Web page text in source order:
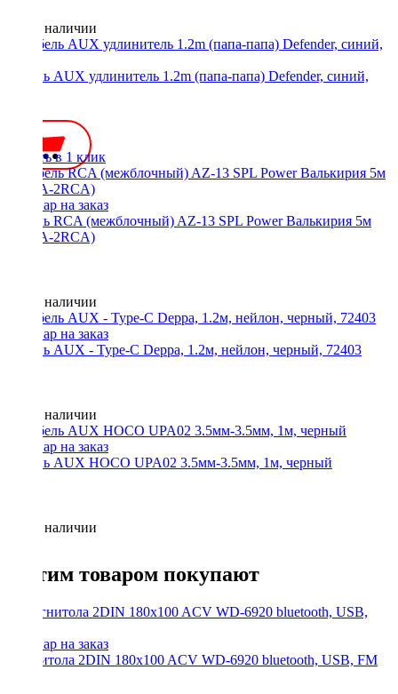
Нет в наличии
Кабель AUX удлинитель 1.2m (папа-папа) Defender, синий,
Купить в 1 клик
Кабель RCA (межблочный) AZ-13 SPL Power Валькирия 5м
(2RCA-2RCA)
Нет в наличии
Кабель AUX - Type-C Deppa, 1.2м, нейлон, черный, 72403
Нет в наличии
Кабель AUX HOCO UPA02 3.5мм-3.5мм, 1м, черный
Нет в наличии
С этим товаром покупают
Магнитола 2DIN 180x100 ACV WD-6920 bluetooth, USB, FM